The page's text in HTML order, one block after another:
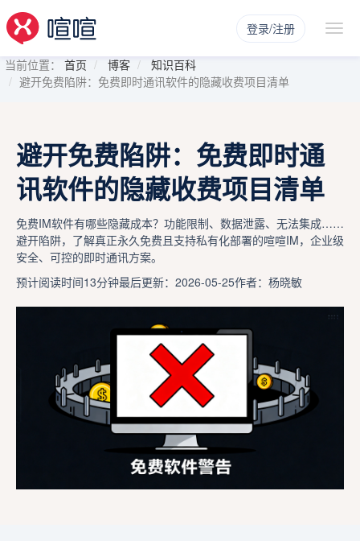
登录/注册
当前位置： 首页 博客
知识百科
避开免费陷阱：免费即时通讯软件的隐藏收费项目清单
避开免费陷阱：免费即时通
讯软件的隐藏收费项目清单
免费IM软件有哪些隐藏成本？功能限制、数据泄露、无法集成……
避开陷阱，了解真正永久免费且支持私有化部署的喧喧IM，企业级
安全、可控的即时通讯方案。
预计阅读时间13分钟最后更新：2026-05-25作者：杨晓敏